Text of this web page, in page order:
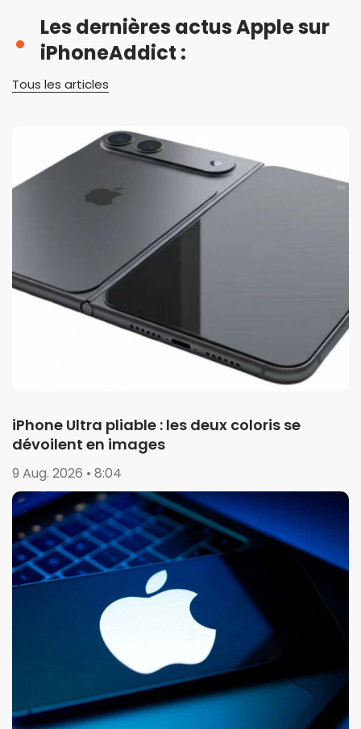
Les dernières actus Apple sur
iPhoneAddict :
Tous les articles
iPhone Ultra pliable : les deux coloris se
dévoilent en images
9 Aug. 2026 • 8:04